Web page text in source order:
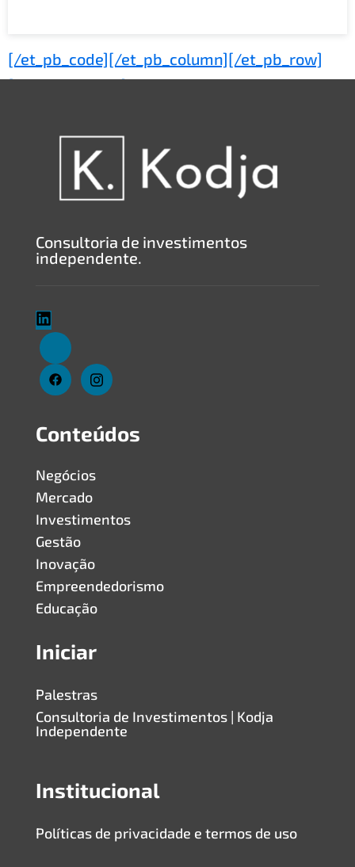
embed” allowfullscreen=”allowfullscreen”
[/et_pb_code][/et_pb_column][/et_pb_row]
[/et_pb_section]
Consultoria de investimentos
independente.
Conteúdos
Negócios
Mercado
Investimentos
Gestão
Inovação
Empreendedorismo
Educação
Iniciar
Palestras
Consultoria de Investimentos | Kodja
Independente
Institucional
Políticas de privacidade e termos de uso